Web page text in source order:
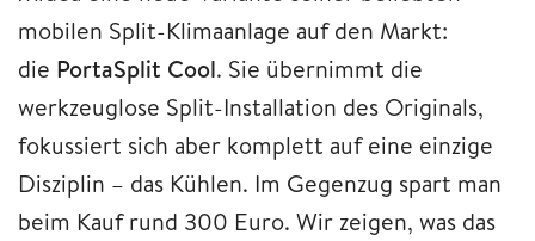
mobilen Split-Klimaanlage auf den Markt:
die PortaSplit Cool. Sie übernimmt die
werkzeuglose Split-Installation des Originals,
fokussiert sich aber komplett auf eine einzige
Disziplin – das Kühlen. Im Gegenzug spart man
beim Kauf rund 300 Euro. Wir zeigen, was das